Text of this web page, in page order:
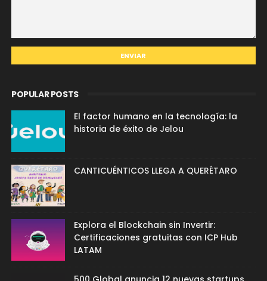
POPULAR POSTS
El factor humano en la tecnología: la
historia de éxito de Jelou
CANTICUÉNTICOS LLEGA A QUERÉTARO
Explora el Blockchain sin Invertir:
Certificaciones gratuitas con ICP Hub
LATAM